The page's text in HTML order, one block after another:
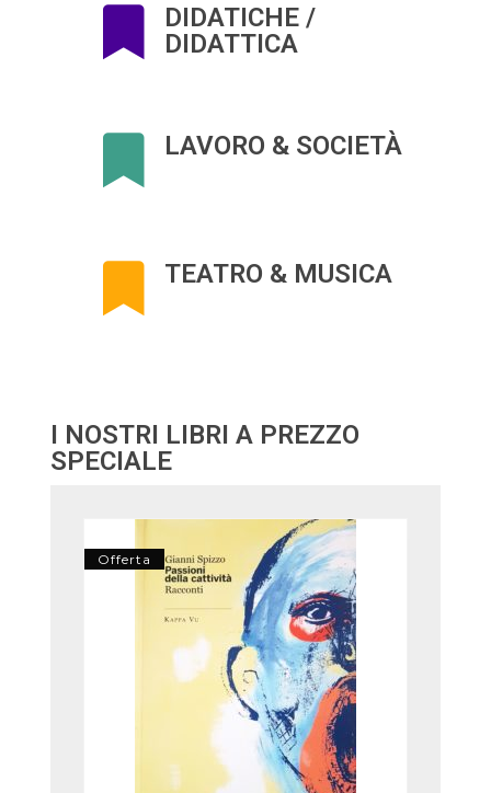
DIDATICHE /
DIDATTICA
LAVORO & SOCIETÀ
TEATRO & MUSICA
I NOSTRI LIBRI A PREZZO
SPECIALE
Offerta